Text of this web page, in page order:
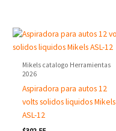
Mikels catalogo Herramientas
2026
Aspiradora para autos 12
volts solidos liquidos Mikels
ASL-12